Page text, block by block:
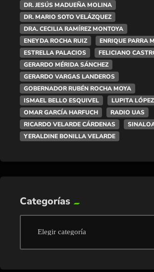
DR. JESÚS MADUEÑA MOLINA
DR. MARIO SOTO VELÁZQUEZ
DRA. CECILIA RAMÍREZ MONTOYA
ENEYDA ROCHA RUIZ
ENRIQUE PARRA
ESTRELLA PALACIOS
FELICIANO
GERARDO MÉRIDA SÁNCHEZ
GERARDO VARGAS LANDEROS
GOBERNADOR RUBÉN ROCHA MOYA
ISMAEL BELLO ESQUIVEL
LUPITA
OMAR GARCÍA HARFUCH
RADIO UAS
RICARDO VELARDE CÁRDENAS
YERALDINE BONILLA VELARDE
Categorías